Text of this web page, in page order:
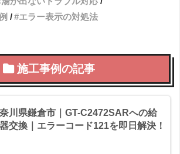
エラー表示の対処法
施工事例の記事
川県鎌倉市｜GT-C2472SARへの給
交換｜エラーコード121を即日解決！